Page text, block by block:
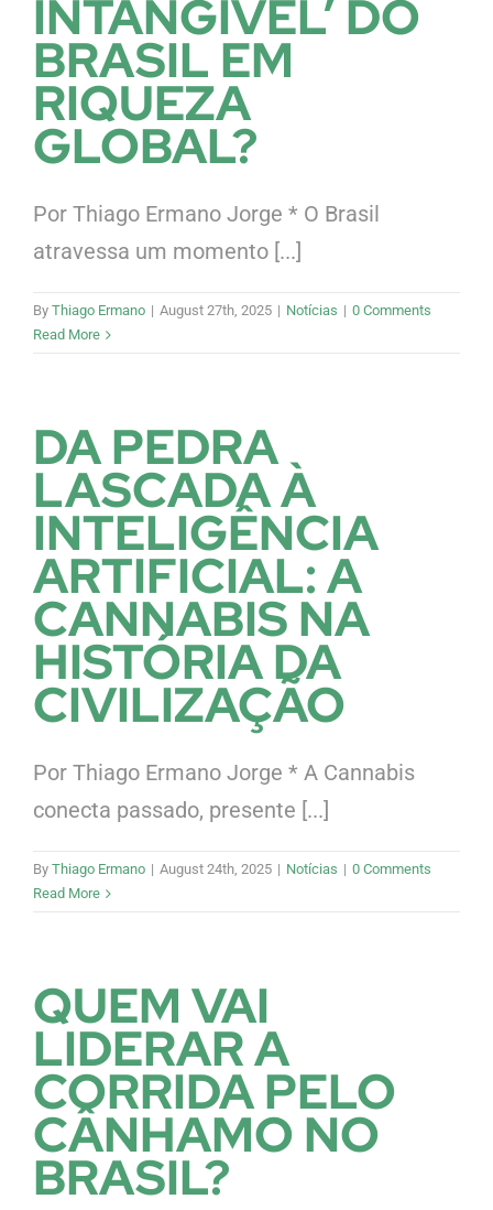
INTANGÍVEL’ DO
BRASIL EM
RIQUEZA
GLOBAL?
Por Thiago Ermano Jorge * O Brasil
atravessa um momento [...]
By Thiago Ermano | August 27th, 2025 | Notícias | 0 Comments
Read More
DA PEDRA
LASCADA À
INTELIGÊNCIA
ARTIFICIAL: A
CANNABIS NA
HISTÓRIA DA
CIVILIZAÇÃO
Por Thiago Ermano Jorge * A Cannabis
conecta passado, presente [...]
By Thiago Ermano | August 24th, 2025 | Notícias | 0 Comments
Read More
QUEM VAI
LIDERAR A
CORRIDA PELO
CÂNHAMO NO
BRASIL?